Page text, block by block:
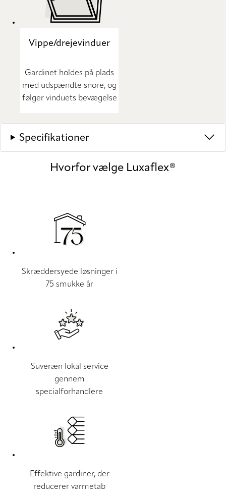
Vippe/drejevinduer
Gardinet holdes på plads
med udspændte snore, og
følger vinduets bevægelse
Specifikationer
Hvorfor vælge Luxaflex®
Skræddersyede løsninger i
75 smukke år
Suveræn lokal service
gennem
specialforhandlere
Effektive gardiner, der
reducerer varmetab